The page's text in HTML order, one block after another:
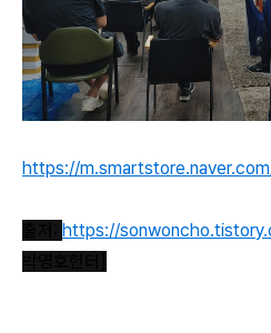
https://
https://